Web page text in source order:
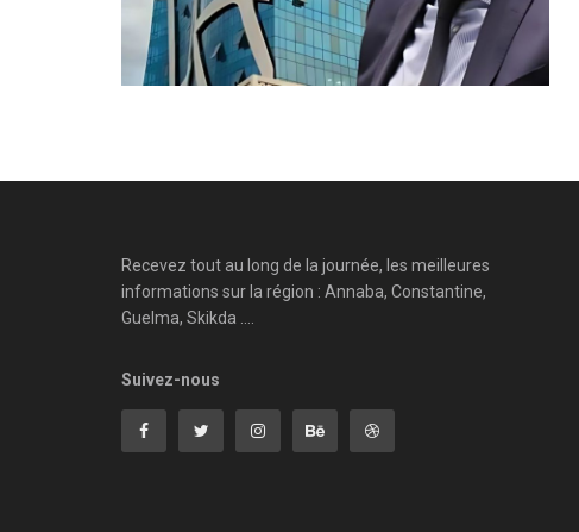
Recevez tout au long de la journée, les meilleures
informations sur la région : Annaba, Constantine,
Guelma, Skikda ....
Suivez-nous